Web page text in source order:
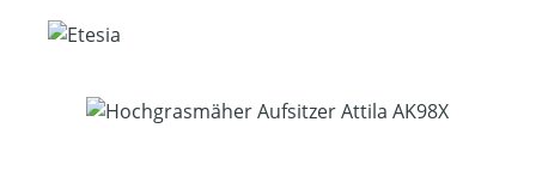
Bildergalerie überspringen